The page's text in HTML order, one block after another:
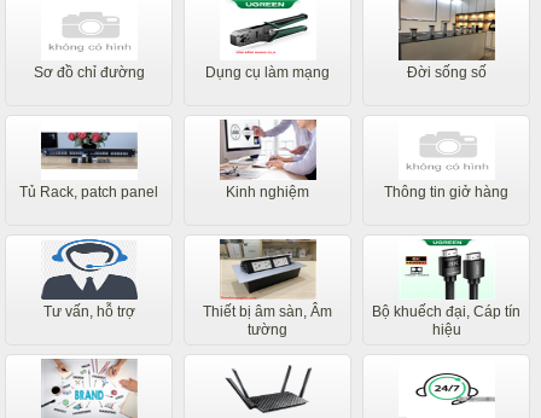
Sơ đồ chỉ đường Dụng cụ làm mạng Đời sống số
Tủ Rack, patch panel Kinh nghiệm Thông tin giở hàng
Tư vấn, hỗ trợ
Thiết bị âm sàn, Âm
tường
Bộ khuếch đại, Cáp tín
hiệu